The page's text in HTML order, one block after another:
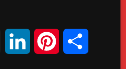
LinkedInPinterest